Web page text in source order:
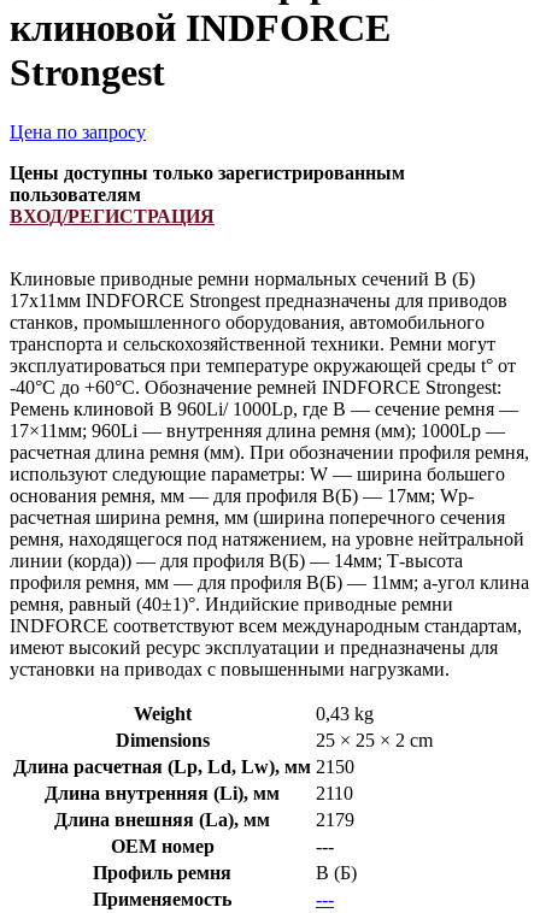
клиновой INDFORCE
Strongest
Цена по запросу
Цены доступны только зарегистрированным
пользователям
ВХОД/РЕГИСТРАЦИЯ
Клиновые приводные ремни нормальных сечений B (Б)
17х11мм INDFORCE Strongest предназначены для приводов
станков, промышленного оборудования, автомобильного
транспорта и сельскохозяйственной техники. Ремни могут
эксплуатироваться при температуре окружающей среды t° от
-40°С до +60°С. Обозначение ремней INDFORCE Strongest:
Ремень клиновой B 960Li/ 1000Lp, где B — сечение ремня —
17×11мм; 960Li — внутренняя длина ремня (мм); 1000Lp —
расчетная длина ремня (мм). При обозначении профиля ремня,
используют следующие параметры: W — ширина большего
основания ремня, мм — для профиля B(Б) — 17мм; Wp-
расчетная ширина ремня, мм (ширина поперечного сечения
ремня, находящегося под натяжением, на уровне нейтральной
линии (корда)) — для профиля B(Б) — 14мм; Т-высота
профиля ремня, мм — для профиля B(Б) — 11мм; a-угол клина
ремня, равный (40±1)°. Индийские приводные ремни
INDFORCE соответствуют всем международным стандартам,
имеют высокий ресурс эксплуатации и предназначены для
установки на приводах с повышенными нагрузками.
Weight
0,43 kg
Dimensions
25 × 25 × 2 cm
Длина расчетная (Lp, Ld, Lw), мм 2150
Длина внутренняя (Li), мм
2110
Длина внешняя (La), мм
2179
OEM номер
---
Профиль ремня
B (Б)
Применяемость
---